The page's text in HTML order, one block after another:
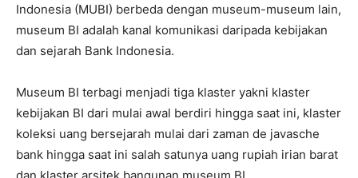
Indonesia (MUBI) berbeda dengan museum-museum lain,
museum BI adalah kanal komunikasi daripada kebijakan
dan sejarah Bank Indonesia.
Museum BI terbagi menjadi tiga klaster yakni klaster
kebijakan BI dari mulai awal berdiri hingga saat ini, klaster
koleksi uang bersejarah mulai dari zaman de javasche
bank hingga saat ini salah satunya uang rupiah irian barat